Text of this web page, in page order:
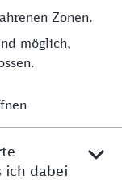
Zonen.
möglich,
ich dabei